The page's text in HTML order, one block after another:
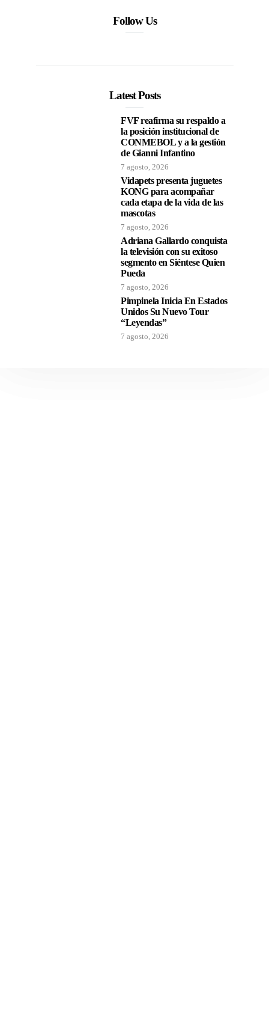
Follow Us
Latest Posts
FVF reafirma su respaldo a
la posición institucional de
CONMEBOL y a la gestión
de Gianni Infantino
7 agosto, 2026
Vidapets presenta juguetes
KONG para acompañar
cada etapa de la vida de las
mascotas
7 agosto, 2026
Adriana Gallardo conquista
la televisión con su exitoso
segmento en Siéntese Quien
Pueda
7 agosto, 2026
Pimpinela Inicia En Estados
Unidos Su Nuevo Tour
“Leyendas”
7 agosto, 2026